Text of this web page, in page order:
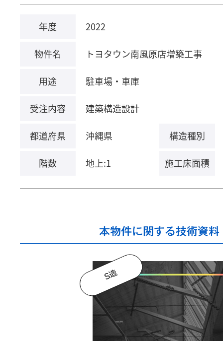
年度 2022
物件名 トヨタウン南風原店増築工事
用途 駐車場・車庫
受注内容 建築構造設計
都道府県 沖縄県 構造種別
階数 地上:1 施工床面積
本物件に関する技術資料